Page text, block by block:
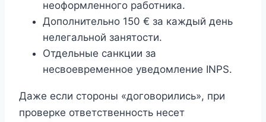
неоформленного работника.
Дополнительно 150 € за каждый день
нелегальной занятости.
Отдельные санкции за
несвоевременное уведомление INPS.
Даже если стороны «договорились», при
проверке ответственность несет